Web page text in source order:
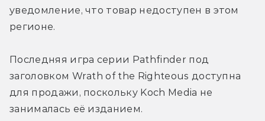
уведомление, что товар недоступен в этом
регионе.
Последняя игра серии Pathfinder под
заголовком Wrath of the Righteous доступна
для продажи, поскольку Koch Media не
занималась её изданием.